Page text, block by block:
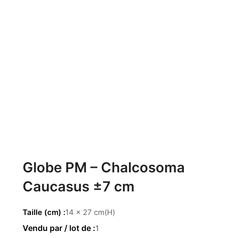
Globe PM – Chalcosoma
Caucasus ±7 cm
Taille (cm) 14 x 27 cm(H)
1